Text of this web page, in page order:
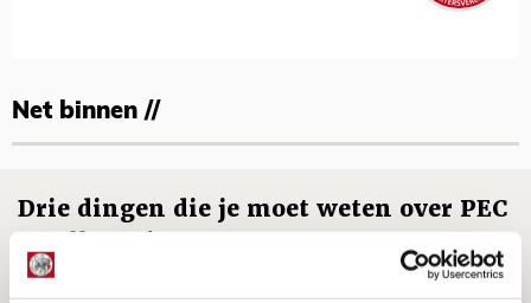
Net binnen //
Drie dingen die je moet weten over PEC
Zwolle - Ajax
08 AUGUSTUS 2026 - 12:32